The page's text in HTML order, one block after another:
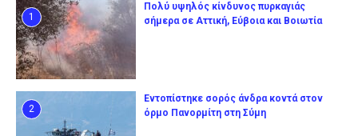
1
Πολύ υψηλός κίνδυνος πυρκαγιάς
σήμερα σε Αττική, Εύβοια και Βοιωτία
2
Εντοπίστηκε σορός άνδρα κοντά στον
όρμο Πανορμίτη στη Σύμη